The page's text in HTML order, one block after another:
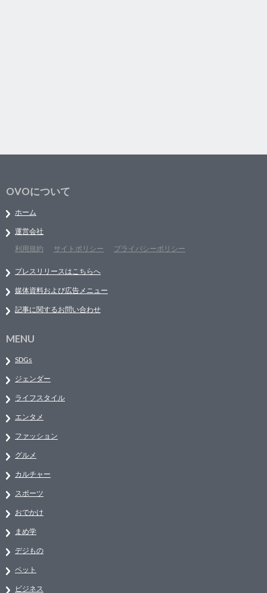
OVOについて
ホーム
運営会社
利用規約
サイトポリシー プライバシーポリシー
プレスリリースはこちらへ
媒体資料および広告メニュー
記事に関するお問い合わせ
MENU
SDGs
ジェンダー
ライフスタイル
エンタメ
ファッション
グルメ
カルチャー
スポーツ
おでかけ
まめ学
デジもの
ペット
ビジネス